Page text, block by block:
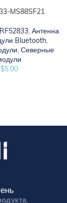
MS88SF21
, Антенна
Bluetooth,
, Северные
$5.00